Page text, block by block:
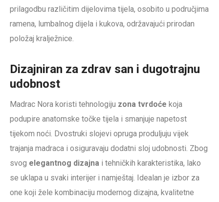
prilagodbu različitim dijelovima tijela, osobito u područjima
ramena, lumbalnog dijela i kukova, održavajući prirodan
položaj kralježnice.
Dizajniran za zdrav san i dugotrajnu
udobnost
Madrac Nora koristi tehnologiju zona tvrdoće koja
podupire anatomske točke tijela i smanjuje napetost
tijekom noći. Dvostruki slojevi opruga produljuju vijek
trajanja madraca i osiguravaju dodatni sloj udobnosti. Zbog
svog elegantnog dizajna i tehničkih karakteristika, lako
se uklapa u svaki interijer i namještaj. Idealan je izbor za
one koji žele kombinaciju modernog dizajna, kvalitetne